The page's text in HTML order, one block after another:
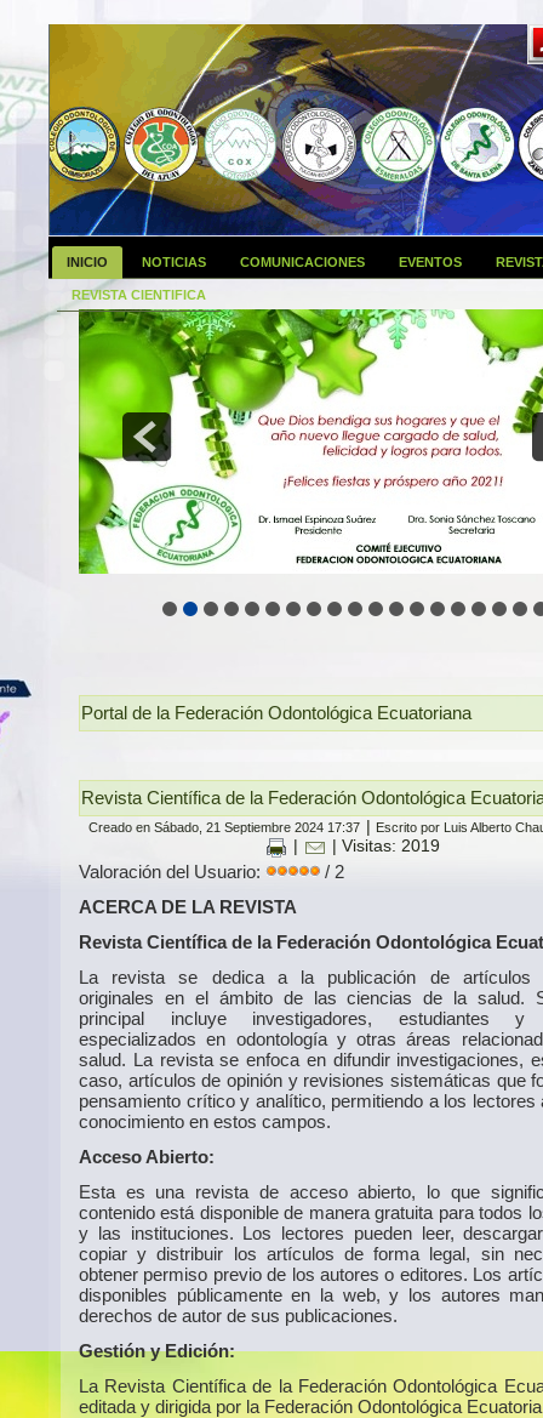
INICIO NOTICIAS COMUNICACIONES EVENTOS
REVISTA CIENTIFICA
Portal de la Federación Odontológica Ecuatoriana
Revista Científica de la Federación Odontológica
Creado en Sábado, 21 Septiembre 2024 17:37 Escrito por Luis Alberto
| Visitas: 2019
Valoración del Usuario:
/ 2
ACERCA DE LA REVISTA
Revista Científica de la Federación Odontológica
La revista se dedica a la publicación de artículos
originales en el ámbito de las ciencias de la salud.
principal incluye investigadores, estudiantes y
especializados en odontología y otras áreas
salud. La revista se enfoca en difundir investigaciones,
caso, artículos de opinión y revisiones sistemáticas que
pensamiento crítico y analítico, permitiendo a los lectores
conocimiento en estos campos.
Acceso Abierto:
Esta es una revista de acceso abierto, lo que
contenido está disponible de manera gratuita para todos
y las instituciones. Los lectores pueden leer,
copiar y distribuir los artículos de forma legal, sin
obtener permiso previo de los autores o editores. Los
disponibles públicamente en la web, y los autores
derechos de autor de sus publicaciones.
Gestión y Edición:
La Revista Científica de la Federación Odontológica
editada y dirigida por la Federación Odontológica